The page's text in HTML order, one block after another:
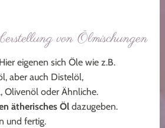
von Ölmischungen
eigenen sich Öle wie z.B.
aber auch Distelöl,
Olivenöl oder Ähnliche.
ätherisches Öldazugeben.
und fertig.